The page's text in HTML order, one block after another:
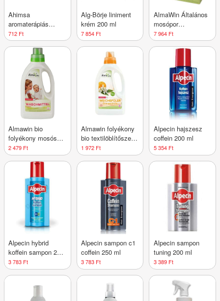
Ahimsa
aromaterápiás
szappan teafa 90 g
712 Ft
Alg-Börje liniment
krém 200 ml
7 854 Ft
AlmaWin Általános
mosópor
koncentrátum - 36
mosásra
levendulával 2 kg
7 964 Ft
Almawin bio
folyékony mosószer
750 ml
2 479 Ft
Almawin folyékony
bio textilöblítőszer
narancsvirág 750 ml
1 972 Ft
Alpecin hajszesz
coffein 200 ml
5 354 Ft
Alpecin hybrid
koffein sampon 250
ml
3 783 Ft
Alpecin sampon c1
coffein 250 ml
3 783 Ft
Alpecin sampon
tuning 200 ml
3 389 Ft